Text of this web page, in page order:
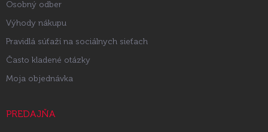
Osobný odber
Výhody nákupu
Pravidlá súťaží na sociálnych sieťach
Často kladené otázky
Moja objednávka
PREDAJŇA